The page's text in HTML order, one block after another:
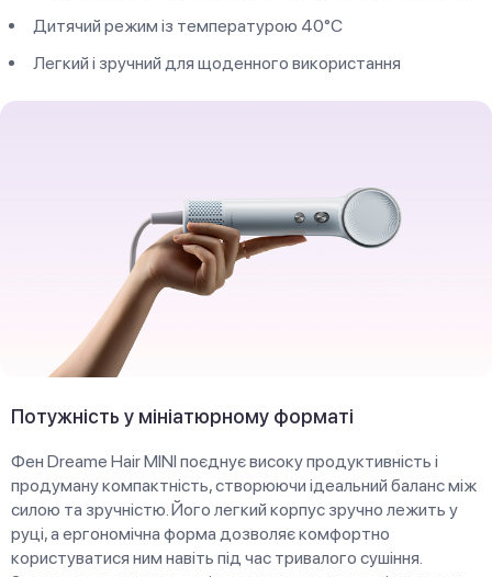
Дитячий режим із температурою 40°C
Легкий і зручний для щоденного використання
Потужність у мініатюрному форматі
Фен Dreame Hair MINI поєднує високу продуктивність і
продуману компактність, створюючи ідеальний баланс між
силою та зручністю. Його легкий корпус зручно лежить у
руці, а ергономічна форма дозволяє комфортно
користуватися ним навіть під час тривалого сушіння.